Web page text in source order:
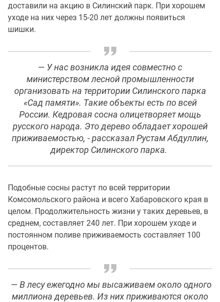
доставили на акцию в Силинский парк. При хорошем
уходе на них через 15-20 лет должны появиться
шишки.
— У нас возникла идея совместно с
министерством лесной промышленности
организовать на территории Силинского парка
«Сад памяти». Такие объекты есть по всей
России. Кедровая сосна олицетворяет мощь
русского народа. Это дерево обладает хорошей
приживаемостью, - рассказал Рустам Абдуллин,
директор Силинского парка.
Подобные сосны растут по всей территории
Комсомольского района и всего Хабаровского края в
целом. Продолжительность жизни у таких деревьев, в
среднем, составляет 240 лет. При хорошем уходе и
постоянном поливе приживаемость составляет 100
процентов.
— В лесу ежегодно мы высаживаем около одного
миллиона деревьев. Из них приживаются около